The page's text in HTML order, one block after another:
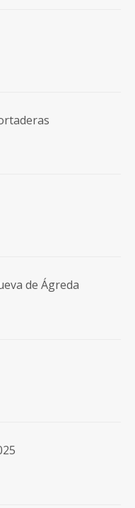
de Ágreda